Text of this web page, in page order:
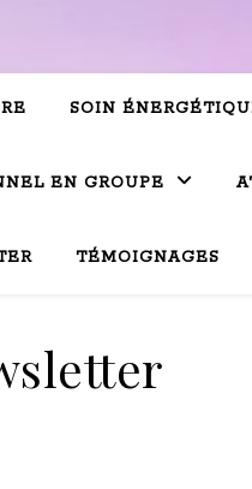
SOIN
EN GROUPE
TÉMOIGNAGES